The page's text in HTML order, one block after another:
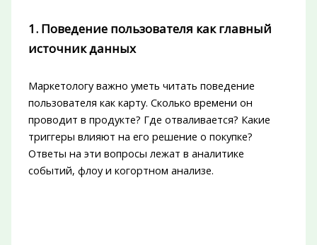
1. Поведение пользователя как главный
источник данных
Маркетологу важно уметь читать поведение
пользователя как карту. Сколько времени он
проводит в продукте? Где отваливается? Какие
триггеры влияют на его решение о покупке?
Ответы на эти вопросы лежат в аналитике
событий, флоу и когортном анализе.